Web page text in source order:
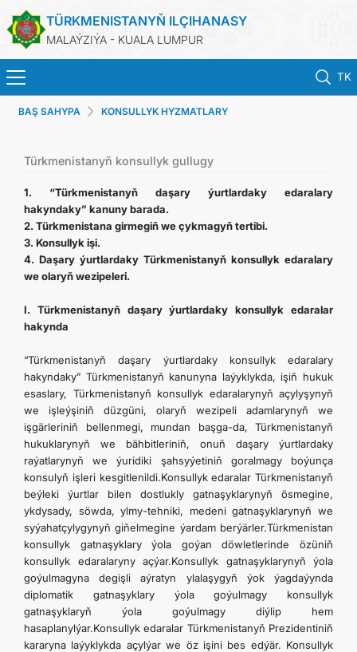
TÜRKMENISTANYŇ ILÇIHANASY
MALAÝZIÝA - KUALA LUMPUR
TK
BAŞ SAHYPA
HABARLAR
TÜRKMENISTAN
ARAGATNAŞYK
BAŞ SAHYPA KONSULLYK HYZMATLARY
Türkmenistanyň konsullyk gullugy
1. “Türkmenistanyň daşary ýurtlardaky edaralary
hakyndaky” kanuny barada.
2. Türkmenistana girmegiň we çykmagyň tertibi.
3. Konsullyk işi.
4. Daşary ýurtlardaky Türkmenistanyň konsullyk edaralary
we olaryň wezipeleri.
I. Türkmenistanyň daşary ýurtlardaky konsullyk edaralar
hakynda
“Türkmenistanyň daşary ýurtlardaky konsullyk edaralary
hakyndaky” Türkmenistanyň kanunyna laýyklykda, işiň hukuk
esaslary, Türkmenistanyň konsullyk edaralarynyň açylyşynyň
we işleýşiniň düzgüni, olaryň wezipeli adamlarynyň we
işgärleriniň bellenmegi, mundan başga-da, Türkmenistanyň
hukuklarynyň we bähbitleriniň, onuň daşary ýurtlardaky
raýatlarynyň we ýuridiki şahsyýetiniň goralmagy boýunça
konsulyň işleri kesgitlenildi.Konsullyk edaralar Türkmenistanyň
beýleki ýurtlar bilen dostlukly gatnaşyklarynyň ösmegine,
ykdysady, söwda, ylmy-tehniki, medeni gatnaşyklarynyň we
syýahatçylygynyň giňelmegine ýardam berýärler.Türkmenistan
konsullyk gatnaşyklary ýola goýan döwletlerinde özüniň
konsullyk edaralaryny açýar.Konsullyk gatnaşyklarynyň ýola
goýulmagyna degişli aýratyn ylalaşygyň ýok ýagdaýynda
diplomatik gatnaşyklary ýola goýulmagy konsullyk
gatnaşyklaryň ýola goýulmagy diýlip hem
hasaplanylýar.Konsullyk edaralar Türkmenistanyň Prezidentiniň
kararyna laýyklykda açylýar we öz işini bes edýär. Konsullyk